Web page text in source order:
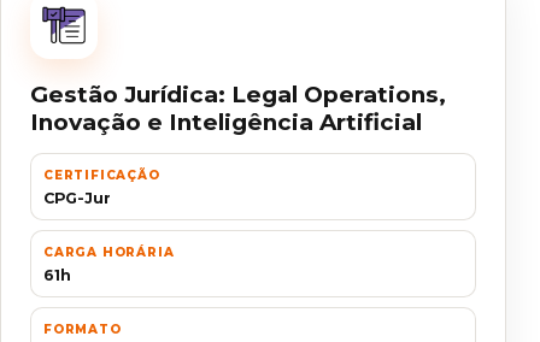
Gestão Jurídica: Legal Operations,
Inovação e Inteligência Artificial
CERTIFICAÇÃO
CPG-Jur
CARGA HORÁRIA
61h
FORMATO